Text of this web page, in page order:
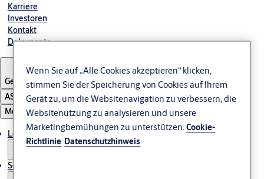
Karriere
Investoren
Kontakt
Dokumente
Germany
ASSA ABLOY Group
Menü
Lösungen und Produkte
Service
Wenn Sie auf „Alle Cookies akzeptieren“ klicken,
stimmen Sie der Speicherung von Cookies auf Ihrem
Gerät zu, um die Websitenavigation zu verbessern, die
Websitenutzung zu analysieren und unsere
Marketingbemühungen zu unterstützen.Cookie-
Richtlinie Datenschutzhinweis